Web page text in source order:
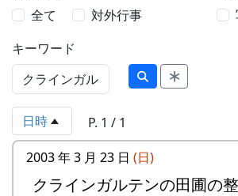
全て
対外行事
キーワード
日時
P. 1 / 1
2003 年 3 月 23 日 (日)
クラインガルテンの田圃の